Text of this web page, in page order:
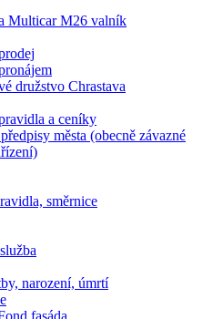
Multicar M26 valník
družstvo Chrastava
a ceníky
města (obecně závazné
směrnice
narození, úmrtí
fasáda